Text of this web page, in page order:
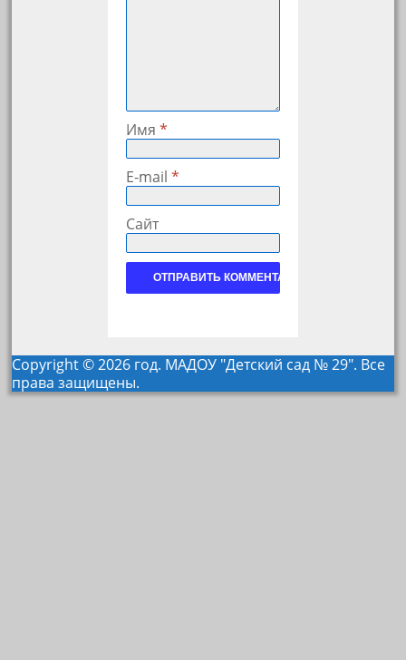
Имя*
E-mail*
Сайт
Copyright © 2026 год. МАДОУ "Детский сад № 29". Все
права защищены.